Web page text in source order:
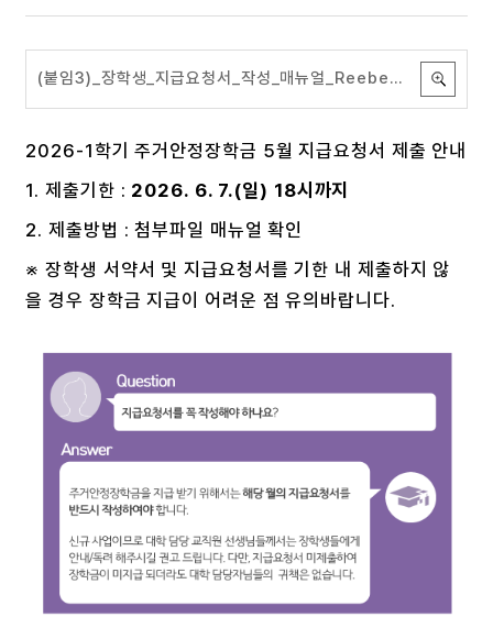
(붙임3)_장학생_지급요청서_작성_매뉴얼_Reebe044615ca5.pdf
2026-1학기 주거안정장학금 5월 지급요청서 제출 안내
1. 제출기한 : 2026. 6. 7.(일) 18시까지
2. 제출방법 : 첨부파일 매뉴얼 확인
※ 장학생 서약서 및 지급요청서를 기한 내 제출하지 않
을 경우 장학금 지급이 어려운 점 유의바랍니다.